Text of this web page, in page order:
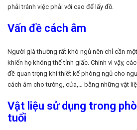
phải tránh việc phải với cao để lấy đồ.
Vấn đề cách âm
Người già thường rất khó ngủ nên chỉ cần
khiến họ không thể tỉnh giấc. Chính vì vậy,
đề quan trọng khi thiết kế phòng ngủ cho
cách âm cho tường, cửa,… bằng những vật
Vật liệu sử dụng trong
tuổi